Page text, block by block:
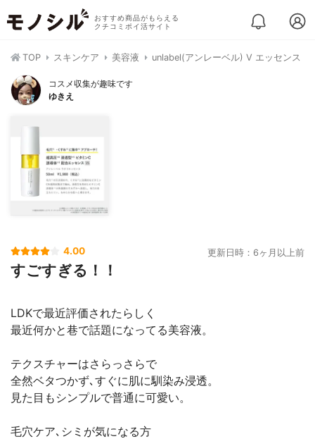
おすすめ商品がもらえる
クチコミポイ活サイト
TOP スキンケア 美容液 unlabel(アンレーベル) V エッセンス
コスメ収集が趣味です
ゆきえ
4.00 更新日時：6ヶ月以上前
すごすぎる！！
LDKで最近評価されたらしく
最近何かと巷で話題になってる美容液。
テクスチャーはさらっさらで
全然ベタつかず､すぐに肌に馴染み浸透。
見た目もシンプルで普通に可愛い。
毛穴ケア､シミが気になる方